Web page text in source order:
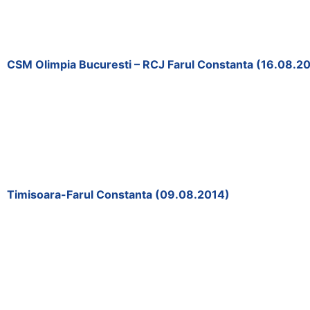
CSM Olimpia Bucuresti – RCJ Farul Constanta
Timisoara-Farul Constanta (09.08.2014)